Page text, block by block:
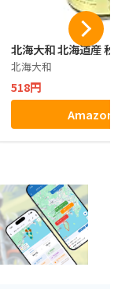
北海大和 北海道産
北海大和
518円
Amazon